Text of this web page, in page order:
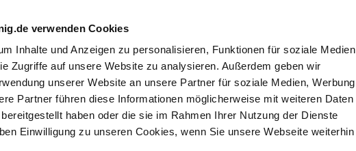
verwenden Cookies
Inhalte und Anzeigen zu personalisieren, Funktionen für soziale Medien
Zugriffe auf unsere Website zu analysieren. Außerdem geben wir
unserer Website an unsere Partner für soziale Medien, Werbung
Partner führen diese Informationen möglicherweise mit weiteren Daten
haben oder die sie im Rahmen Ihrer Nutzung der Dienste
Einwilligung zu unseren Cookies, wenn Sie unsere Webseite weiterhin